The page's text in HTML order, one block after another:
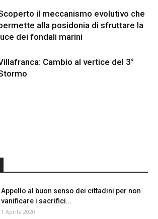
il meccanismo evolutivo che
alla posidonia di sfruttare la
dei fondali marini
Cambio al vertice del 3°
Appello al buon senso dei cittadini per non
vanificare i sacrifici...
1 Aprile 2020